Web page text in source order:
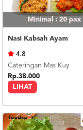
Minimal : 20 pax
Nasi Kabsah Ayam
LIHAT
4.8
Cateringan Mas Kuy
Rp.38.000